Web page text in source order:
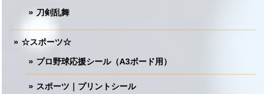
刀剣乱舞
☆スポーツ☆
プロ野球応援シール（A3ボード用）
スポーツ｜プリントシール